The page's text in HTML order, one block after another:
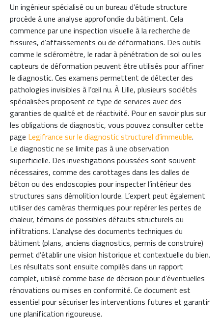
Un ingénieur spécialisé ou un bureau d’étude structure
procède à une analyse approfondie du bâtiment. Cela
commence par une inspection visuelle à la recherche de
fissures, d’affaissements ou de déformations. Des outils
comme le scléromètre, le radar à pénétration de sol ou les
capteurs de déformation peuvent être utilisés pour affiner
le diagnostic. Ces examens permettent de détecter des
pathologies invisibles à l’œil nu. À Lille, plusieurs sociétés
spécialisées proposent ce type de services avec des
garanties de qualité et de réactivité. Pour en savoir plus sur
les obligations de diagnostic, vous pouvez consulter cette
page Legifrance sur le diagnostic structurel d’immeuble.
Le diagnostic ne se limite pas à une observation
superficielle. Des investigations poussées sont souvent
nécessaires, comme des carottages dans les dalles de
béton ou des endoscopies pour inspecter l’intérieur des
structures sans démolition lourde. L’expert peut également
utiliser des caméras thermiques pour repérer les pertes de
chaleur, témoins de possibles défauts structurels ou
infiltrations. L’analyse des documents techniques du
bâtiment (plans, anciens diagnostics, permis de construire)
permet d’établir une vision historique et contextuelle du bien.
Les résultats sont ensuite compilés dans un rapport
complet, utilisé comme base de décision pour d’éventuelles
rénovations ou mises en conformité. Ce document est
essentiel pour sécuriser les interventions futures et garantir
une planification rigoureuse.